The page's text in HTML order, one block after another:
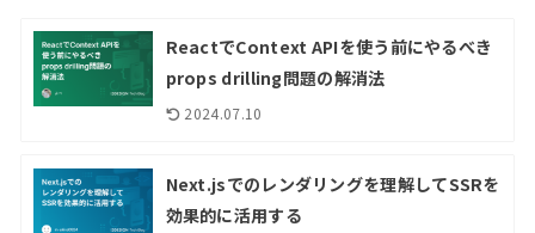
ReactでContext APIを使う前にやるべき
props drilling問題の解消法
2024.07.10
Next.jsでのレンダリングを理解してSSRを
効果的に活用する